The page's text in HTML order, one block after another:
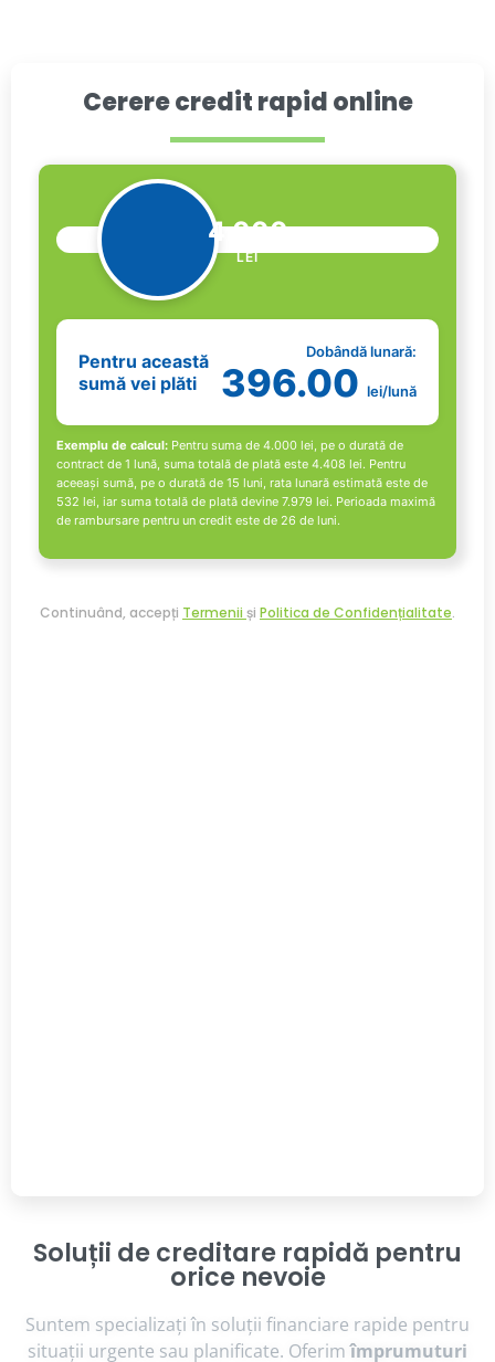
Soluții de creditare rapidă pentru
orice nevoie
Suntem specializați în soluții financiare rapide pentru
situații urgente sau planificate. Oferimîmprumuturi
Cerere credit rapid online
4.000
LEI
Pentru această
sumă vei plăti
Dobândă lunară:
396.00 lei/lună
Exemplu de calcul: Pentru suma de 4.000 lei, pe o durată de
contract de 1 lună, suma totală de plată este 4.408 lei. Pentru
aceeași sumă, pe o durată de 15 luni, rata lunară estimată este de
532 lei, iar suma totală de plată devine 7.979 lei. Perioada maximă
de rambursare pentru un credit este de 26 de luni.
Continuând, accepți Termenii și Politica de Confidențialitate.